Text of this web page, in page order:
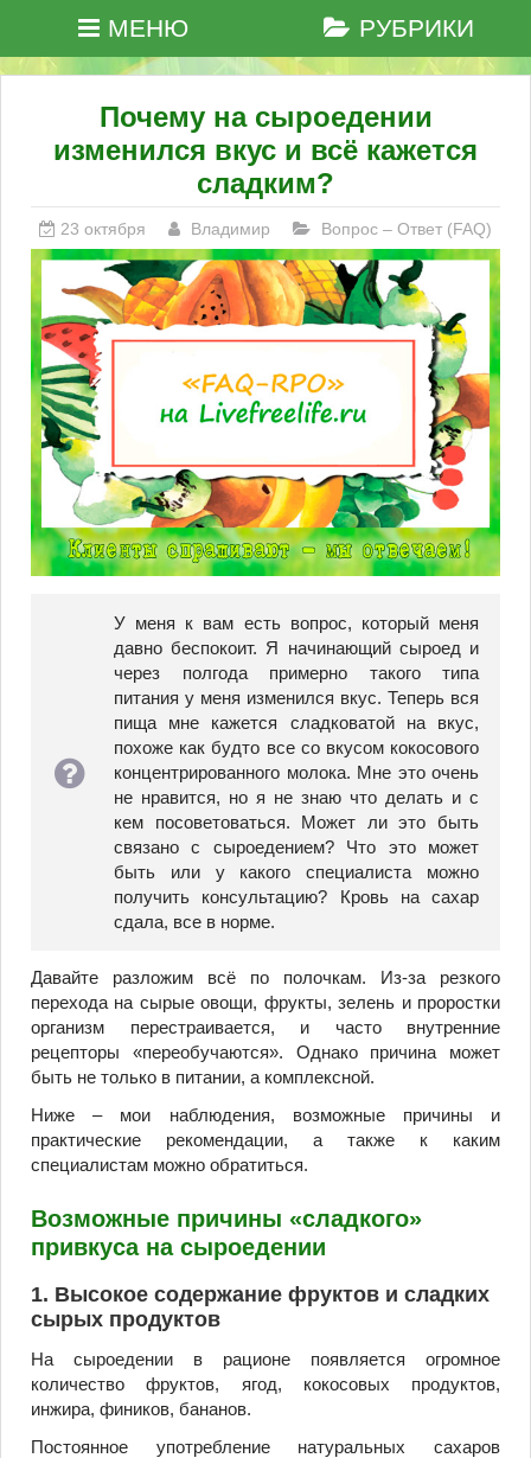
МЕНЮ РУБРИКИ
Почему на сыроедении
изменился вкус и всё кажется
сладким?
23 октября Владимир Вопрос – Ответ (FAQ)
У меня к вам есть вопрос, который меня
давно беспокоит. Я начинающий сыроед и
через полгода примерно такого типа
питания у меня изменился вкус. Теперь вся
пища мне кажется сладковатой на вкус,
похоже как будто все со вкусом кокосового
концентрированного молока. Мне это очень
не нравится, но я не знаю что делать и с
кем посоветоваться. Может ли это быть
связано с сыроедением? Что это может
быть или у какого специалиста можно
получить консультацию? Кровь на сахар
сдала, все в норме.
Давайте разложим всё по полочкам. Из-за резкого
перехода на сырые овощи, фрукты, зелень и проростки
организм перестраивается, и часто внутренние
рецепторы «переобучаются». Однако причина может
быть не только в питании, а комплексной.
Ниже – мои наблюдения, возможные причины и
практические рекомендации, а также к каким
специалистам можно обратиться.
Возможные причины «сладкого»
привкуса на сыроедении
1. Высокое содержание фруктов и сладких
сырых продуктов
На сыроедении в рационе появляется огромное
количество фруктов, ягод, кокосовых продуктов,
инжира, фиников, бананов.
Постоянное употребление натуральных сахаров